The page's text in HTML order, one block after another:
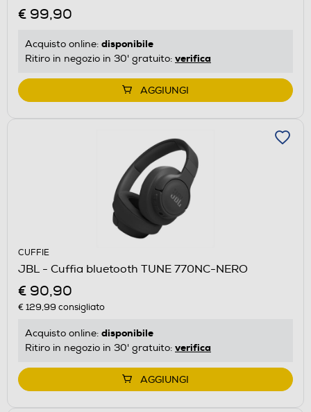
€ 99,90
Acquisto online: disponibile
Ritiro in negozio in 30' gratuito: verifica
AGGIUNGI
CUFFIE
JBL - Cuffia bluetooth TUNE 770NC-NERO
€ 90,90
€ 129,99 consigliato
Acquisto online: disponibile
Ritiro in negozio in 30' gratuito: verifica
AGGIUNGI